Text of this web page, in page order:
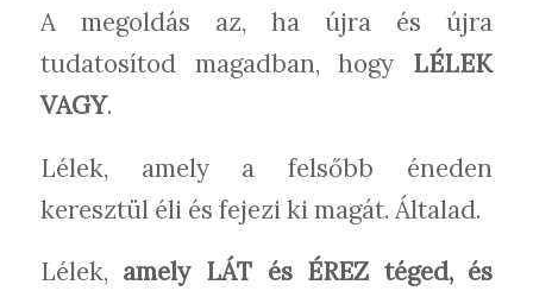
A megoldás az, ha újra és újra
tudatosítod magadban, hogy LÉLEK
VAGY.
Lélek, amely a felsőbb éneden
keresztül éli és fejezi ki magát. Általad.
Lélek, amely LÁT és ÉREZ téged, és